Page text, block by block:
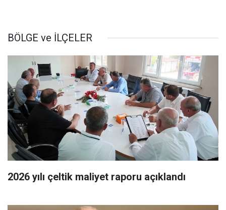
BÖLGE ve İLÇELER
2026 yılı çeltik maliyet raporu açıklandı